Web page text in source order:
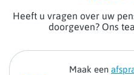
Heeft u vragen over uw
doorgeven? Ons
Maak een